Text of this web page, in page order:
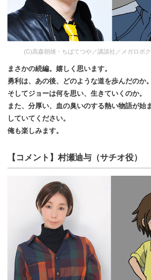
(C)高森朝雄・ちばてつや／講談社／メガロボ
まさかの続編。嬉しく思います。
勇利は、あの後、どのような道を歩んだのか。
そしてジョーは何を思い、生きていくのか。
また、分厚い、血の臭いのする熱い物語が始
していてください。
俺も楽しみます。
【コメント】村瀬迪与（サチオ役）​